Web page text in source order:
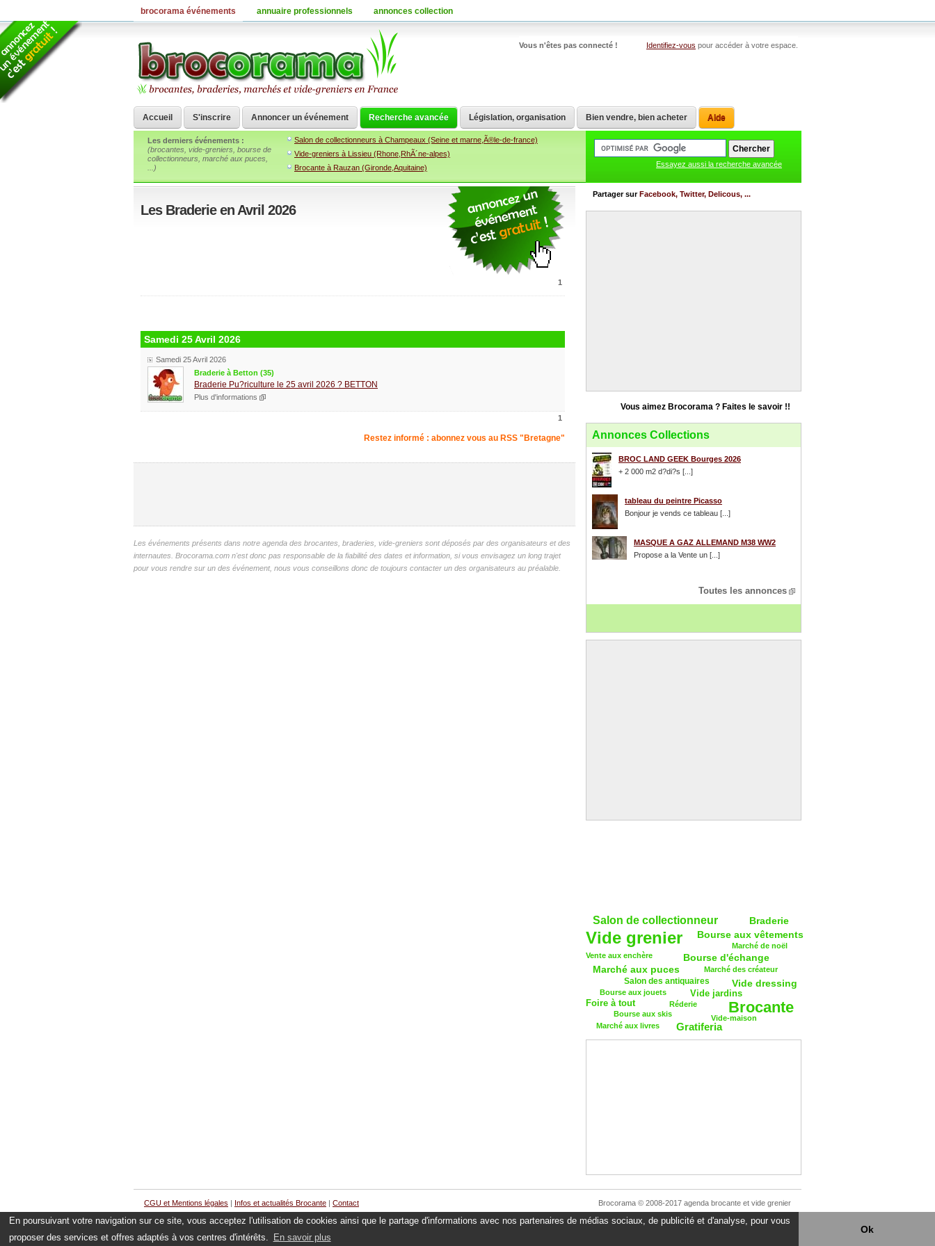
En poursuivant votre navigation sur ce site, vous acceptez l'utilisation de cookies ainsi que le partage d'informations avec nos partenaires de médias sociaux, de publicité et d'analyse, pour vous
proposer des services et offres adaptés à vos centres d'intérêts.
En savoir plus
Ok
Vous n'êtes pas connecté ! Identifiez-vous pour accéder à votre espace.
Accueil S'inscrire Annoncer un événement Recherche avancée Législation, organisation Bien vendre, bien acheter Aide
Les derniers événements :
(brocantes, vide-greniers, bourse de
collectionneurs, marché aux puces,
...)
Salon de collectionneurs à Champeaux (Seine et marne,Ã®le-de-france)
Vide-greniers à Lissieu (Rhone,RhÃ´ne-alpes)
Brocante à Rauzan (Gironde,Aquitaine)
Essayez aussi la recherche avancée
Les Braderie en Avril 2026
1
Samedi 25 Avril 2026
Samedi 25 Avril 2026
Braderie à Betton (35)
Braderie Pu?riculture le 25 avril 2026 ? BETTON
Plus d'informations
1
Restez informé : abonnez vous au RSS "Bretagne"
Les événements présents dans notre agenda des brocantes, braderies, vide-greniers sont déposés par des organisateurs et des
internautes. Brocorama.com n'est donc pas responsable de la fiabilité des dates et information, si vous envisagez un long trajet
pour vous rendre sur un des événement, nous vous conseillons donc de toujours contacter un des organisateurs au préalable.
Partager surFacebook, Twitter, Delicous, ...
Vous aimez Brocorama ? Faites le savoir !!
Annonces Collections
BROC LAND GEEK Bourges 2026
+ 2 000 m2 d?di?s [...]
tableau du peintre Picasso
Bonjour je vends ce tableau [...]
MASQUE A GAZ ALLEMAND M38 WW2
Propose a la Vente un [...]
Toutes les annonces
Vide grenier
Brocante
Braderie
Marché aux puces
Vide dressing
Bourse d'échange
Salon de collectionneur
Foire à tout Réderie
Marché des créateur
Vente aux enchère
Bourse aux jouets
Salon des antiquaires
Bourse aux vêtements
Vide jardins
Marché de noël
Bourse aux skis
Vide-maison
Marché aux livres
Gratiferia
Brocorama © 2008-2017 agenda brocante et vide grenier
CGU et Mentions légales | Infos et actualités Brocante | Contact
brocorama événements annuaire professionnels annonces collection